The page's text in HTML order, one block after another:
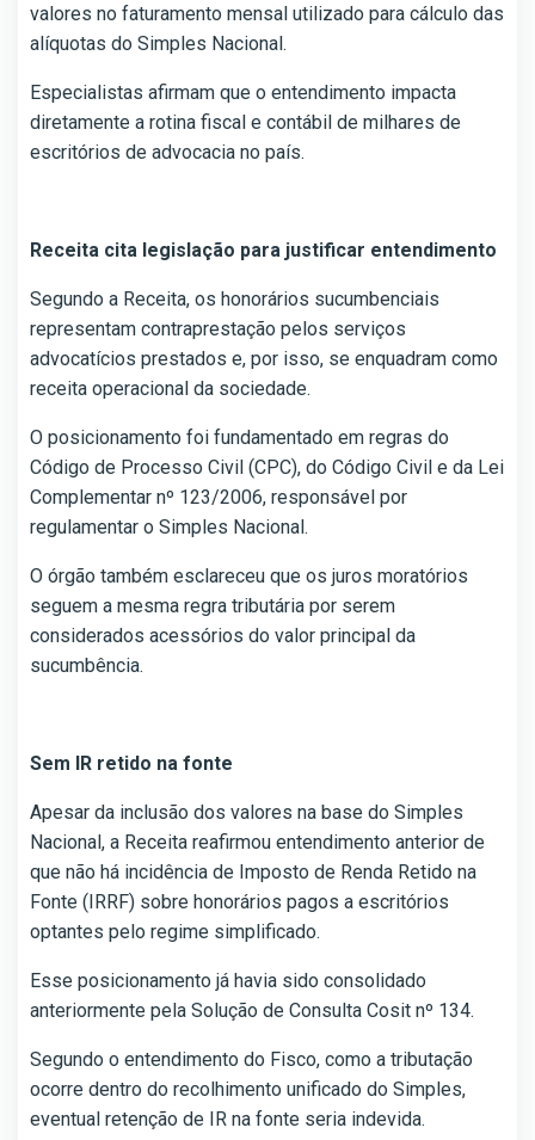
valores no faturamento mensal utilizado para cálculo das
alíquotas do Simples Nacional.
Especialistas afirmam que o entendimento impacta
diretamente a rotina fiscal e contábil de milhares de
escritórios de advocacia no país.
Receita cita legislação para justificar entendimento
Segundo a Receita, os honorários sucumbenciais
representam contraprestação pelos serviços
advocatícios prestados e, por isso, se enquadram como
receita operacional da sociedade.
O posicionamento foi fundamentado em regras do
Código de Processo Civil (CPC), do Código Civil e da Lei
Complementar nº 123/2006, responsável por
regulamentar o Simples Nacional.
O órgão também esclareceu que os juros moratórios
seguem a mesma regra tributária por serem
considerados acessórios do valor principal da
sucumbência.
Sem IR retido na fonte
Apesar da inclusão dos valores na base do Simples
Nacional, a Receita reafirmou entendimento anterior de
que não há incidência de Imposto de Renda Retido na
Fonte (IRRF) sobre honorários pagos a escritórios
optantes pelo regime simplificado.
Esse posicionamento já havia sido consolidado
anteriormente pela Solução de Consulta Cosit nº 134.
Segundo o entendimento do Fisco, como a tributação
ocorre dentro do recolhimento unificado do Simples,
eventual retenção de IR na fonte seria indevida.